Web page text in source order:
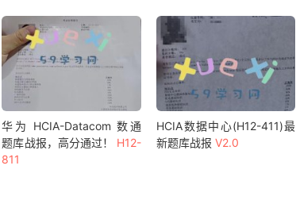
华为 HCIA-Datacom 数通
题库战报，高分通过！ H12-
811
HCIA数据中心(H12-411)最
新题库战报V2.0